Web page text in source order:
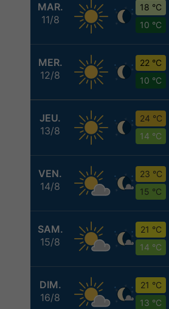
MAR.
11/8
18 °C
10 °C
MER.
12/8
22 °C
10 °C
JEU.
13/8
24 °C
14 °C
VEN.
14/8
23 °C
15 °C
SAM.
15/8
21 °C
14 °C
DIM.
16/8
21 °C
13 °C